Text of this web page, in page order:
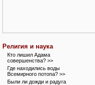
Религия и наука
Кто лишил Адама
совершенства? >>
Где находились воды
Всемирного потопа? >>
Были ли дожди и радуга